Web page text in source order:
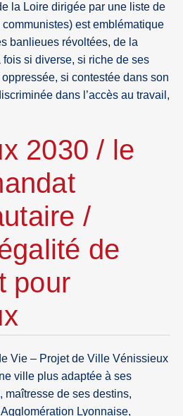
la Loire dirigée par une liste de
est emblématique
banlieues révoltées, de la
si diverse, si riche de ses
si contestée dans son
dans l’accès au travail,
2030 / le
/
de
pour
Vie – Projet de Ville Vénissieux
ville plus adaptée à ses
maîtresse de ses destins,
Lyonnaise,